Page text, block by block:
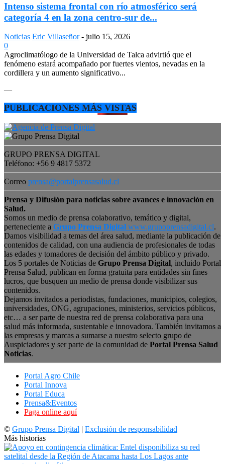
Intenso sistema frontal con río atmosférico será
categoría 4 en la zona centro-sur de...
Noticias Eric Villaseñor - julio 15, 2026
0
Agroclimatólogo de la Universidad de Talca advirtió que el
fenómeno estará acompañado por fuertes vientos, nevadas en la
cordillera y un aumento significativo...
—
PUBLICACIONES MÁS VISTAS
GRUPO PRENSA DIGITAL
Teléfono: +56 9 4817 5372
Correo prensa@portalprensasalud.cl
Prensa y Difusión para noticias sobre avances e innovación en
Salud.
Somos un medio de prensa colaborativo, temático y digital,
perteneciente a Grupo Prensa Digital www.grupoprensadigital.cl.
Damos visibilidad a temas del área salud, mediante la publicación de
contenidos de calidad, con una audiencia de profesionales de todas
las edades y tomadores de decisión del ámbito público y privado.
Los 5 portales de Noticias de Grupo Prensa Digital, incluido Portal
Prensa Salud, publican en forma gratuita para entidades sin fines
lucros, que busquen un medio de prensa donde visibilizar sus
contenidos.
Dejamos invitados a periodistas, fundaciones, municipios, colegios,
universidades, ONG, agrupaciones, ministerios, servicios públicos,
etc… a ser parte de nuestra red de prensa colaborativa para una
salud más informada, sustentable e innovadora. También invitamos a
las empresas y marcas a sumarse a nuestro selecto grupo de
Auspiciadores y ser parte de la comunidad de Portal Prensa Salud
Noticias.
Portal Agro Chile
Portal Innova
Portal Educa
Prensa&Eventos
Paga online aquí
© Grupo Prensa Digital | Exclusión de responsabilidad
Más historias